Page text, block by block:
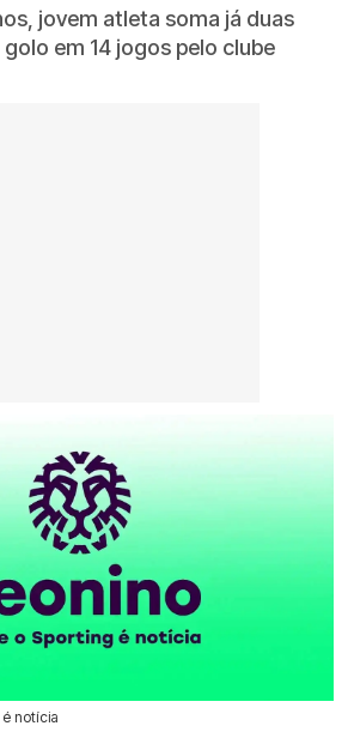
jovem atleta soma já duas
em 14 jogos pelo clube
notícia